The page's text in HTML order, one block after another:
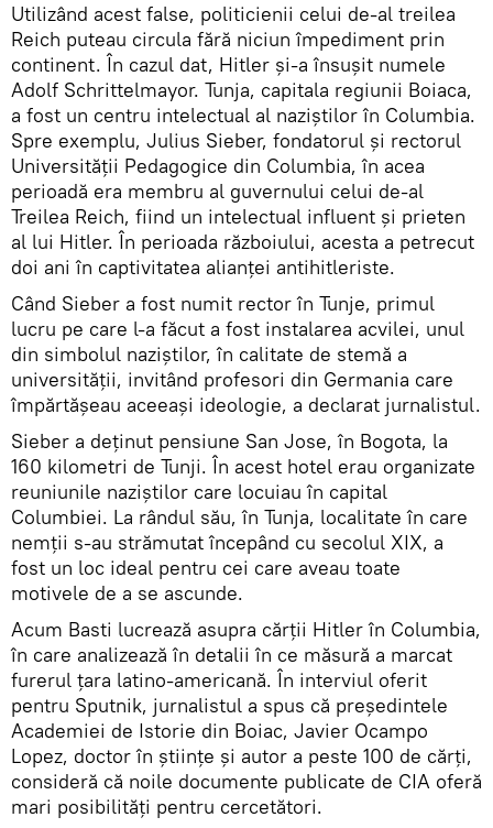
Utilizând acest false, politicienii celui de-al treilea
Reich puteau circula fără niciun împediment prin
continent. În cazul dat, Hitler și-a însușit numele
Adolf Schrittelmayor. Tunja, capitala regiunii Boiaca,
a fost un centru intelectual al naziștilor în Columbia.
Spre exemplu, Julius Sieber, fondatorul și rectorul
Universității Pedagogice din Columbia, în acea
perioadă era membru al guvernului celui de-al
Treilea Reich, fiind un intelectual influent și prieten
al lui Hitler. În perioada războiului, acesta a petrecut
doi ani în captivitatea alianței antihitleriste.
Când Sieber a fost numit rector în Tunje, primul
lucru pe care l-a făcut a fost instalarea acvilei, unul
din simbolul naziștilor, în calitate de stemă a
universității, invitând profesori din Germania care
împărtășeau aceeași ideologie, a declarat jurnalistul.
Sieber a deținut pensiune San Jose, în Bogota, la
160 kilometri de Tunji. În acest hotel erau organizate
reuniunile naziștilor care locuiau în capital
Columbiei. La rândul său, în Tunja, localitate în care
nemții s-au strămutat începând cu secolul XIX, a
fost un loc ideal pentru cei care aveau toate
motivele de a se ascunde.
Acum Basti lucrează asupra cărții Hitler în Columbia,
în care analizează în detalii în ce măsură a marcat
furerul țara latino-americană. În interviul oferit
pentru Sputnik, jurnalistul a spus că președintele
Academiei de Istorie din Boiac, Javier Ocampo
Lopez, doctor în științe și autor a peste 100 de cărți,
consideră că noile documente publicate de CIA oferă
mari posibilități pentru cercetători.